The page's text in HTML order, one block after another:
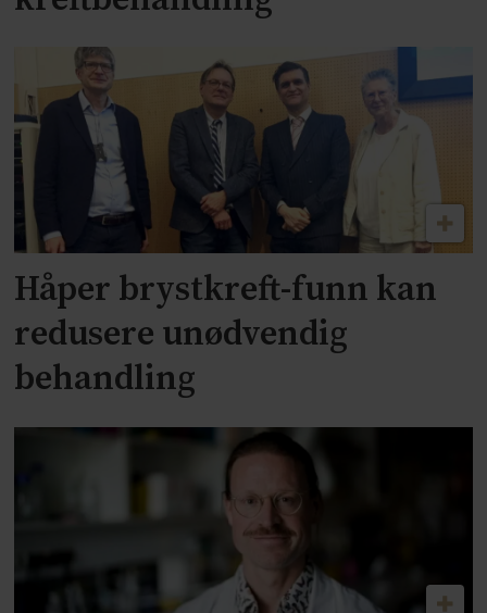
Håper brystkreft-funn kan
redusere unødvendig
behandling